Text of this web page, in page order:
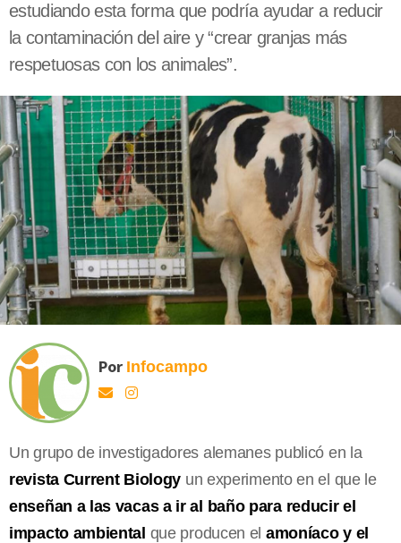
estudiando esta forma que podría ayudar a reducir
la contaminación del aire y “crear granjas más
respetuosas con los animales”.
Por Infocampo
Un grupo de investigadores alemanes publicó en la
revista Current Biology un experimento en el que le
enseñan a las vacas a ir al baño para reducir el
impacto ambiental que producen el amoníaco y el